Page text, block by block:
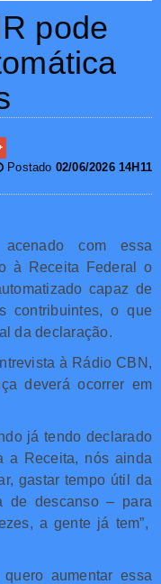
pode
Postado 02/06/2026 14H11
com essa
à Receita Federal o
capaz de
contribuintes, o que
da declaração.
à Rádio CBN,
deverá ocorrer em
já tendo declarado
a Receita, nós ainda
gastar tempo útil da
de descanso – para
a gente já tem”,
aumentar essa